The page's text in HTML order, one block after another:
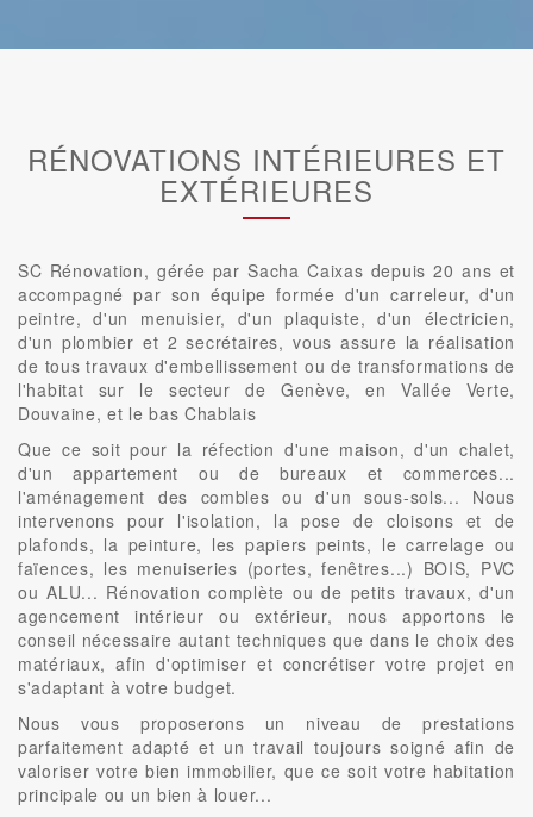
RÉNOVATIONS INTÉRIEURES ET
EXTÉRIEURES
SC Rénovation, gérée par Sacha Caixas depuis 20 ans et
accompagné par son équipe formée d'un carreleur, d'un
peintre, d'un menuisier, d'un plaquiste, d'un électricien,
d'un plombier et 2 secrétaires, vous assure la réalisation
de tous travaux d'embellissement ou de transformations de
l'habitat sur le secteur de Genève, en Vallée Verte,
Douvaine, et le bas Chablais
Que ce soit pour la réfection d'une maison, d'un chalet,
d'un appartement ou de bureaux et commerces...
l'aménagement des combles ou d'un sous-sols... Nous
intervenons pour l'isolation, la pose de cloisons et de
plafonds, la peinture, les papiers peints, le carrelage ou
faïences, les menuiseries (portes, fenêtres...) BOIS, PVC
ou ALU... Rénovation complète ou de petits travaux, d'un
agencement intérieur ou extérieur, nous apportons le
conseil nécessaire autant techniques que dans le choix des
matériaux, afin d'optimiser et concrétiser votre projet en
s'adaptant à votre budget.
Nous vous proposerons un niveau de prestations
parfaitement adapté et un travail toujours soigné afin de
valoriser votre bien immobilier, que ce soit votre habitation
principale ou un bien à louer...